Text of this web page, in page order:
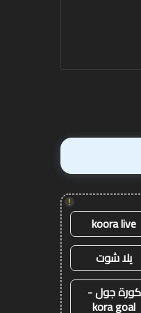
!
koora live
يلا شوت
كورة جول -
kora goal